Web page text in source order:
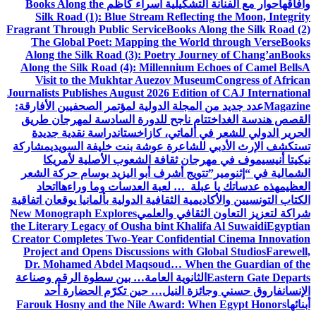
وآفاقهاحوار مع الفنانة التشكيلية اسراء كاظم Books Along the
Silk Road (1): Blue Stream Reflecting the Moon, Integrity
Fragrant Through Public ServiceBooks Along the Silk Road (2)
The Global Poet: Mapping the World through VerseBooks
Along the Silk Road (3): Poetry Journey of Chang’anBooks
Along the Silk Road (4): Millennium Echoes of Camel BellsA
Visit to the Mukhtar Auezov MuseumCongress of African
Journalists Publishes August 2026 Edition of CAJ International
Magazineعدد جديد من المجلة الدولية لمؤتمر الصحفيين الأفارقة:
القصص هندسة الغد اختتام ناجح للدورة السادسة لمهرجان طريق
الحرير الدولي للشعر في ألماتي، كازاخستاندراسة نقدية جديدة
تستكشف الإرث الأدبي للشاعرة عوشة بنت خليفة السويديمشاركة
نيكيتا أنيسيموف في مهرجان ثقافة الشعوب الأصلية لأمريكا
الشمالية في “إثنومير”تتويج أشرف أبو اليزيد بوسام حركة الشعر
العظيمهذه عدساتك يا عبلة … لعبة العدسات وما وراءها اتحاد
الكتاب التونسيين والأكاديمية الثقافية الدولية بألمانيا يوقعان اتفاقية
شراكة لتعزيز التعاون الثقافي والعلميNew Monograph Explores
the Literary Legacy of Ousha bint Khalifa Al SuwaidiEgyptian
Creator Completes Two-Year Confidential Cinema Innovation
Project and Opens Discussions with Global StudiosFarewell,
Dr. Mohamed Abdel Maqsoud… When the Guardian of the
Eastern Gate Departs الثانوية العامة… بين سطوة الرقم وصناعة
الإنسانفاروق حسني وجائزة النيل… حين تكرّم الحضارة أحد
أبنائهاFarouk Hosny and the Nile Award: When Egypt Honors